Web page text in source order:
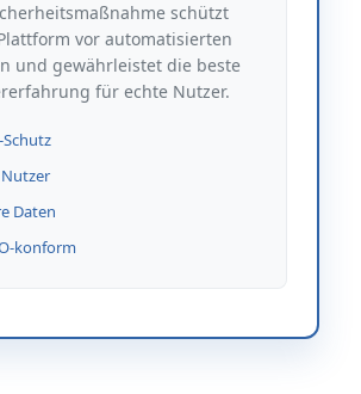
schützt
vor automatisierten
und gewährleistet die beste
für echte Nutzer.
Daten
konform